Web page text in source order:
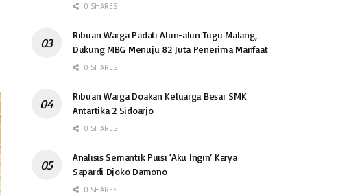
0 SHARES
Ribuan Warga Padati Alun-alun Tugu Malang,
Dukung MBG Menuju 82 Juta Penerima Manfaat
0 SHARES
Ribuan Warga Doakan Keluarga Besar SMK
Antartika 2 Sidoarjo
0 SHARES
Analisis Semantik Puisi ‘Aku Ingin’ Karya
Sapardi Djoko Damono
0 SHARES